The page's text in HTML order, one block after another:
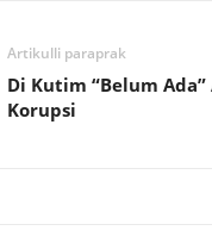
Artikulli paraprak
Di Kutim “Belum Ada”
Korupsi